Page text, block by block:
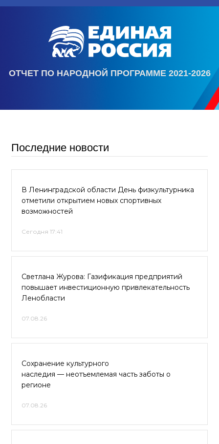
ОТЧЕТ ПО НАРОДНОЙ ПРОГРАММЕ 2021-2026
Последние новости
В Ленинградской области День физкультурника
отметили открытием новых спортивных
возможностей
Сегодня 17:41
Светлана Журова: Газификация предприятий
повышает инвестиционную привлекательность
Ленобласти
07.08.26
Сохранение культурного
наследия — неотъемлемая часть заботы о
регионе
07.08.26